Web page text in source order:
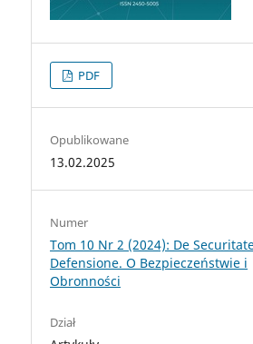
PDF
Opublikowane
13.02.2025
Numer
Tom 10 Nr 2 (2024): De
Defensione. O Bezpieczeństwie i
Obronności
Dział